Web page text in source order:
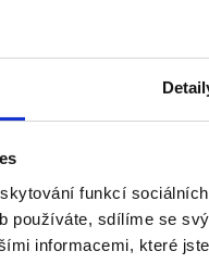
funkcí
používáte, sdílíme se
informacemi, které
souhlasu
místo nájemní
může si trvalý pobyt